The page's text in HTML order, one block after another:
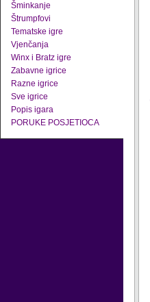
Šminkanje
Štrumpfovi
Tematske igre
Vjenčanja
Winx i Bratz igre
Zabavne igrice
Razne igrice
Sve igrice
Popis igara
PORUKE POSJETIOCA